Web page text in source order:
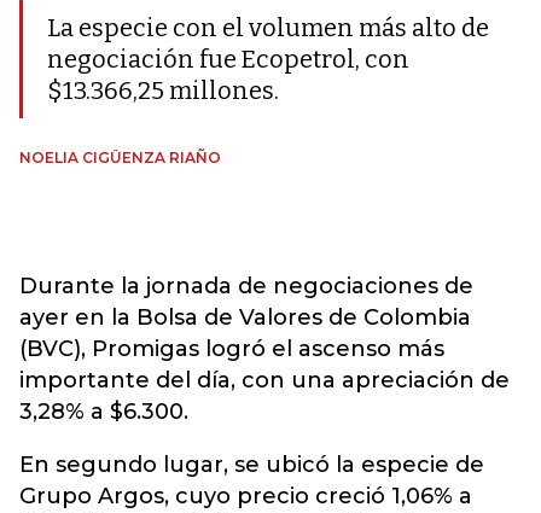
La especie con el volumen más alto de
negociación fue Ecopetrol, con
$13.366,25 millones.
NOELIA CIGÜENZA RIAÑO
Durante la jornada de negociaciones de
ayer en la Bolsa de Valores de Colombia
(BVC), Promigas logró el ascenso más
importante del día, con una apreciación de
3,28% a $6.300.
En segundo lugar, se ubicó la especie de
Grupo Argos, cuyo precio creció 1,06% a